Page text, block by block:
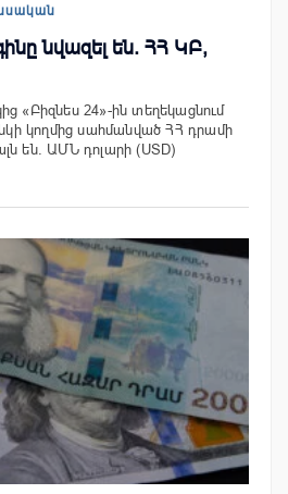
նվազել են. ՀՀ ԿԲ,
«Բիզնես 24»-ին տեղեկացնում
կողմից սահմանված ՀՀ դրամի
են. ԱՄՆ դոլարի (USD)